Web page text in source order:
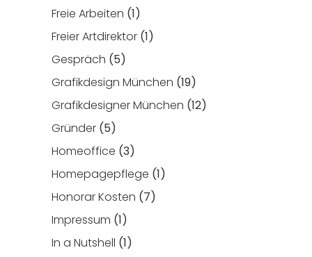
Freie Arbeiten (1)
Freier Artdirektor (1)
Gespräch (5)
Grafikdesign München (19)
Grafikdesigner München (12)
Gründer (5)
Homeoffice (3)
Homepagepflege (1)
Honorar Kosten (7)
Impressum (1)
In a Nutshell (1)